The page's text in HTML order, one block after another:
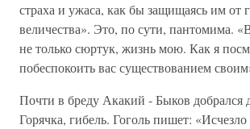
страха и ужаса, как бы защищаясь им от
величества». Это, по сути, пантомима.
не только сюртук, жизнь мою. Как я
побеспокоить вас существованием
Почти в бреду Акакий - Быков добрался
Горячка, гибель. Гоголь пишет: